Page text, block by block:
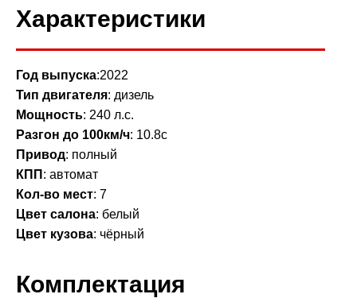
Характеристики
Год выпуска:2022
Тип двигателя: дизель
Мощность: 240 л.с.
Разгон до 100км/ч: 10.8с
Привод: полный
КПП : автомат
Кол-во мест: 7
Цвет салона: белый
Цвет кузова: чёрный
Комплектация